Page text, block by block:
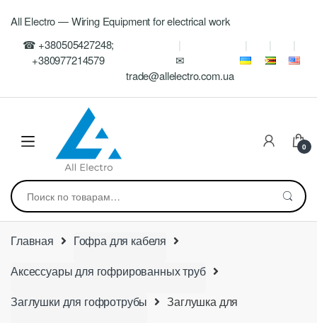
navigation
content
All Electro — Wiring Equipment for electrical work
☎ +380505427248;
+380977214579
✉
trade@allelectro.com.ua
0
Искать:
Главная
Гофра для кабеля
Аксессуары для гофрированных труб
Заглушки для гофротрубы
Заглушка для